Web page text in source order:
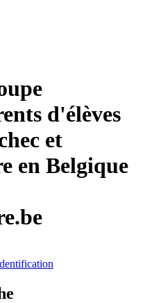
d'élèves
et
en Belgique